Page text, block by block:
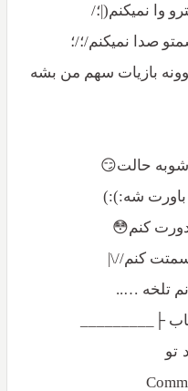
وا نمیکنم(|؛/
صدا نمیکنم/؛/؛
بازیات سهم من بشه
حالت😏
باورت شه:):)
دورت کنم😳
کنم//\|
تلخه …..
├_________
تو